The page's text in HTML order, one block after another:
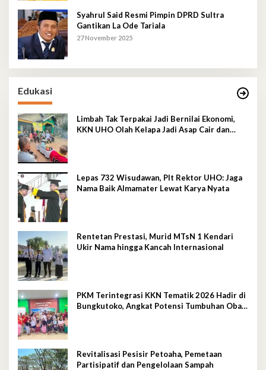
Syahrul Said Resmi Pimpin DPRD Sultra
Gantikan La Ode Tariala
27 November 2025
Edukasi
Limbah Tak Terpakai Jadi Bernilai Ekonomi,
KKN UHO Olah Kelapa Jadi Asap Cair dan
Lepas 732 Wisudawan, Plt Rektor UHO: Jaga
Nama Baik Almamater Lewat Karya Nyata
Rentetan Prestasi, Murid MTsN 1 Kendari
Ukir Nama hingga Kancah Internasional
PKM Terintegrasi KKN Tematik 2026 Hadir di
Bungkutoko, Angkat Potensi Tumbuhan Obat
Revitalisasi Pesisir Petoaha, Pemetaan
Partisipatif dan Pengelolaan Sampah